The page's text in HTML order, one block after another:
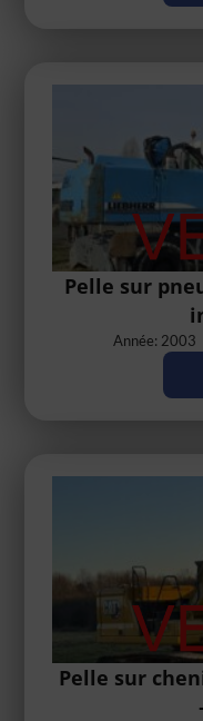
Pelle sur
Année: 2003
Pelle sur